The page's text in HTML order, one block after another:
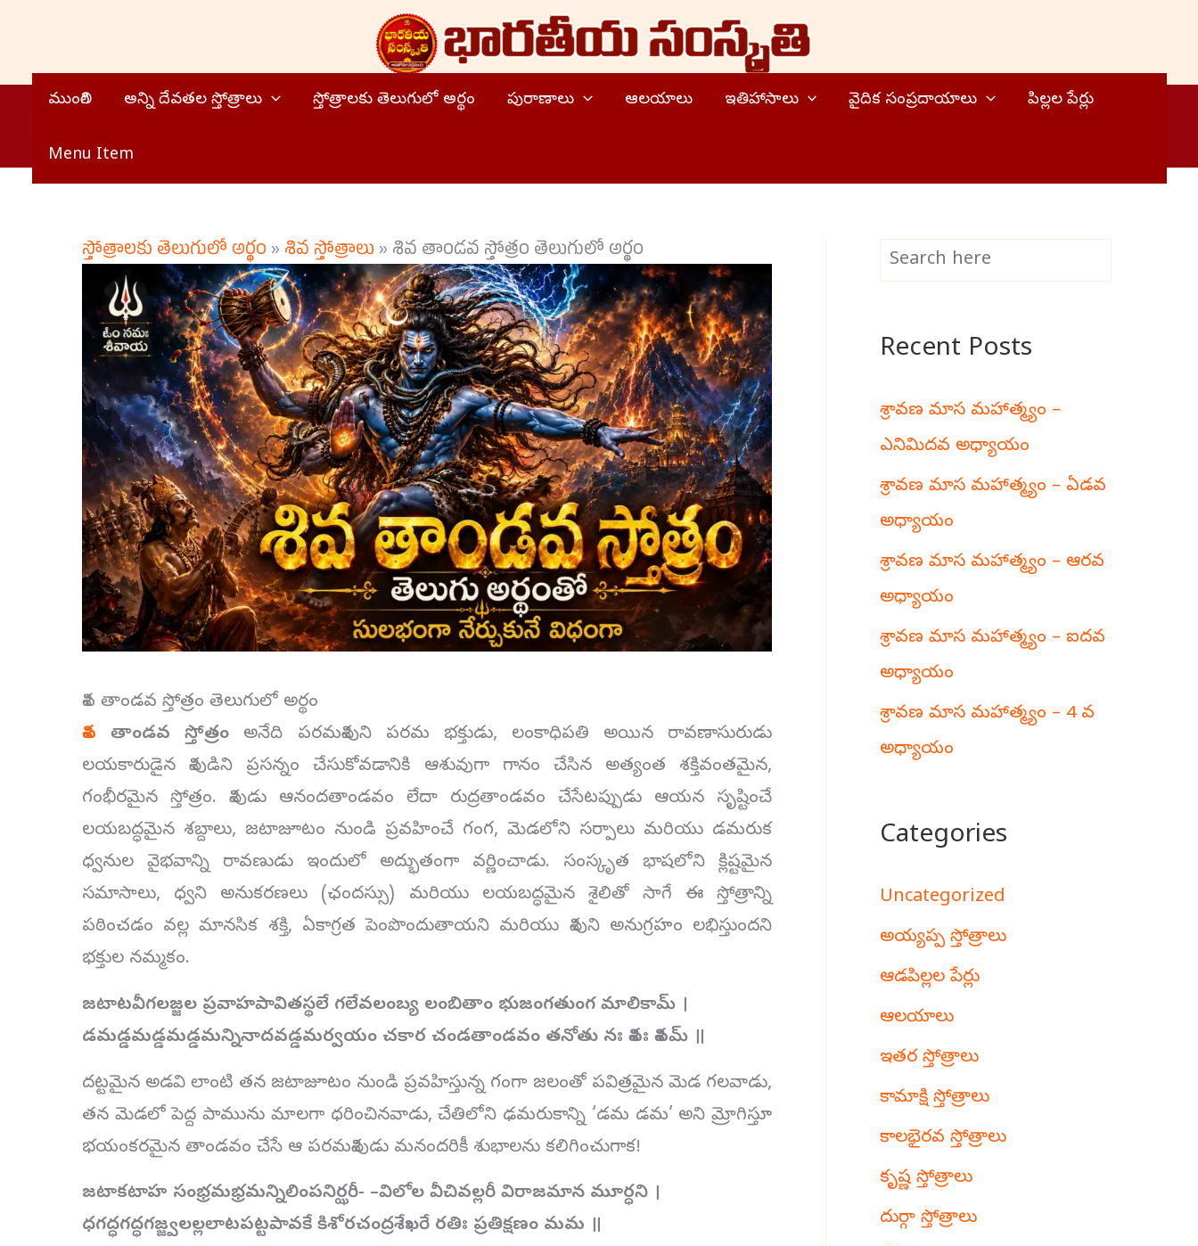
content
ముంగిలి అన్ని దేవతల స్తోత్రాలు స్తోత్రాలకు తెలుగులో అర్థం పురాణాలు ఆలయాలు ఇతిహాసాలు వైదిక సంప్రదాయాలు పిల్లల పేర్లు
Menu Item
స్తోత్రాలకు తెలుగులో అర్థం » శివ స్తోత్రాలు » శివ తాండవ స్తోత్రం తెలుగులో అర్థం
శివ తాండవ స్తోత్రం తెలుగులో అర్థం
శివ తాండవ స్తోత్రం అనేది పరమశివుని పరమ భక్తుడు, లంకాధిపతి అయిన రావణాసురుడు
లయకారుడైన శివుడిని ప్రసన్నం చేసుకోవడానికి ఆశువుగా గానం చేసిన అత్యంత శక్తివంతమైన,
గంభీరమైన స్తోత్రం. శివుడు ఆనందతాండవం లేదా రుద్రతాండవం చేసేటప్పుడు ఆయన సృష్టించే
లయబద్ధమైన శబ్దాలు, జటాజూటం నుండి ప్రవహించే గంగ, మెడలోని సర్పాలు మరియు డమరుక
ధ్వనుల వైభవాన్ని రావణుడు ఇందులో అద్భుతంగా వర్ణించాడు. సంస్కృత భాషలోని క్లిష్టమైన
సమాసాలు, ధ్వని అనుకరణలు (ఛందస్సు) మరియు లయబద్ధమైన శైలితో సాగే ఈ స్తోత్రాన్ని
పఠించడం వల్ల మానసిక శక్తి, ఏకాగ్రత పెంపొందుతాయని మరియు శివుని అనుగ్రహం లభిస్తుందని
భక్తుల నమ్మకం.
జటాటవీగలజ్జల ప్రవాహపావితస్థలే గలేవలంబ్య లంబితాం భుజంగతుంగ మాలికామ్ ।
డమడ్డమడ్డమడ్డమన్నినాదవడ్డమర్వయం చకార చండతాండవం తనోతు నః శివః శివమ్ ॥
దట్టమైన అడవి లాంటి తన జటాజూటం నుండి ప్రవహిస్తున్న గంగా జలంతో పవిత్రమైన మెడ గలవాడు,
తన మెడలో పెద్ద పామును మాలగా ధరించినవాడు, చేతిలోని ఢమరుకాన్ని ‘డమ డమ’ అని మ్రోగిస్తూ
భయంకరమైన తాండవం చేసే ఆ పరమశివుడు మనందరికీ శుభాలను కలిగించుగాక!
జటాకటాహ సంభ్రమభ్రమన్నిలింపనిర్ఝరీ- –విలోల వీచివల్లరీ విరాజమాన మూర్ధని ।
ధగద్ధగద్ధగజ్జ్వలల్లలాటపట్టపావకే కిశోరచంద్రశేఖరే రతిః ప్రతిక్షణం మమ ॥
r
h
Recent Posts
శ్రావణ మాస మహాత్మ్యం –
ఎనిమిదవ అధ్యాయం
శ్రావణ మాస మహాత్మ్యం – ఏడవ
అధ్యాయం
శ్రావణ మాస మహాత్మ్యం – ఆరవ
అధ్యాయం
శ్రావణ మాస మహాత్మ్యం – ఐదవ
అధ్యాయం
శ్రావణ మాస మహాత్మ్యం – 4 వ
అధ్యాయం
Categories
Uncategorized
అయ్యప్ప స్తోత్రాలు
ఆడపిల్లల పేర్లు
ఆలయాలు
ఇతర స్తోత్రాలు
కామాక్షి స్తోత్రాలు
కాలభైరవ స్తోత్రాలు
కృష్ణ స్తోత్రాలు
దుర్గా స్తోత్రాలు